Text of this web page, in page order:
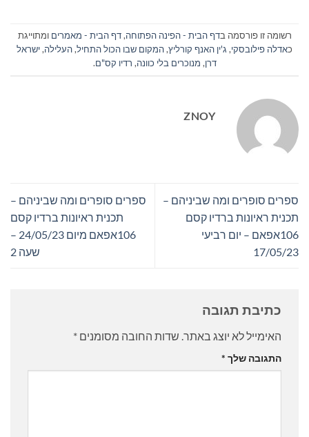
רשומה זו פורסמה בדף הבית - הפינה הפתוחה,דף הבית - מאמרים ומתוייגת
כאדלה פילובסקי, ג'ין האנף קורליץ,המקום שבו הכול התחיל,העלילה,ישראל
דרן, מנוכרים בלי כוונה, רדיו קס"ם.
ZNOY
ספרים סופרים ומה שביניהם –
תכנית ראיונות ברדיו קסם
106אפאם – יום רביעי
17/05/23
ספרים סופרים ומה שביניהם –
תכנית ראיונות ברדיו קסם
106אפאם מיום 24/05/23 –
שעה 2
כתיבת תגובה
האימייל לא יוצג באתר. שדות החובה מסומנים *
התגובה שלך *